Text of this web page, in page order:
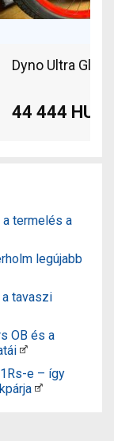
/ Urban V-
Dyno Ultra
44 444 HUF
termelés a
legújabb
tavaszi
OB és a
e – így